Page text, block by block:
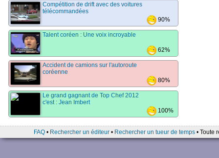
Compétition de drift avec des voitures
télécommandées
90%
Talent coréen : Une voix incroyable
62%
Accident de camions sur l'autoroute
coréenne
80%
Le grand gagnant de Top Chef 2012
c'est : Jean Imbert
100%
FAQ• Rechercher un éditeur• Rechercher un tueur de temps• Toute